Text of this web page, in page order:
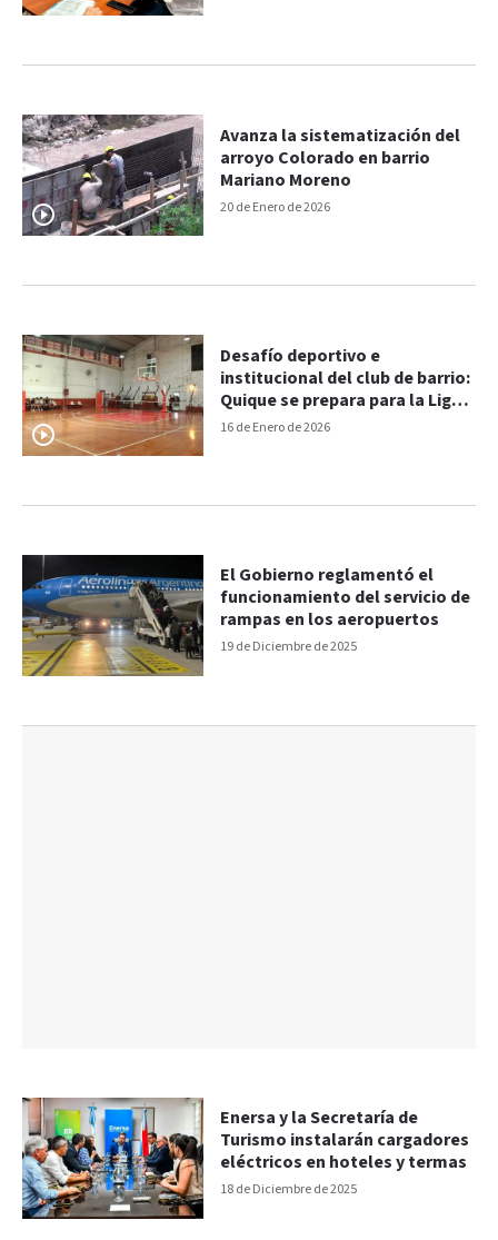
20 de Enero de 2026
Avanza la sistematización del
arroyo Colorado en barrio
Mariano Moreno
16 de Enero de 2026
Desafío deportivo e
institucional del club de barrio:
Quique se prepara para la Liga
Federal
19 de Diciembre de 2025
El Gobierno reglamentó el
funcionamiento del servicio de
rampas en los aeropuertos
18 de Diciembre de 2025
Enersa y la Secretaría de
Turismo instalarán cargadores
eléctricos en hoteles y termas